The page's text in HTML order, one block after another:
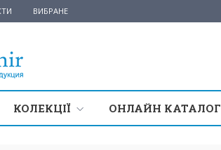
ВИБРАНЕ
КОЛЕКЦІЇ ОНЛАЙН КАТАЛОГ